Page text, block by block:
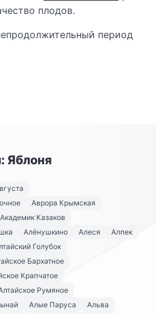
плодов.
период
Яблоня
Аврора Крымская
Академик Казаков
Алёнушкино Алеся
Алпек
Голубок
Бархатное
Крапчатое
Румяное
Алые Паруса
Альва